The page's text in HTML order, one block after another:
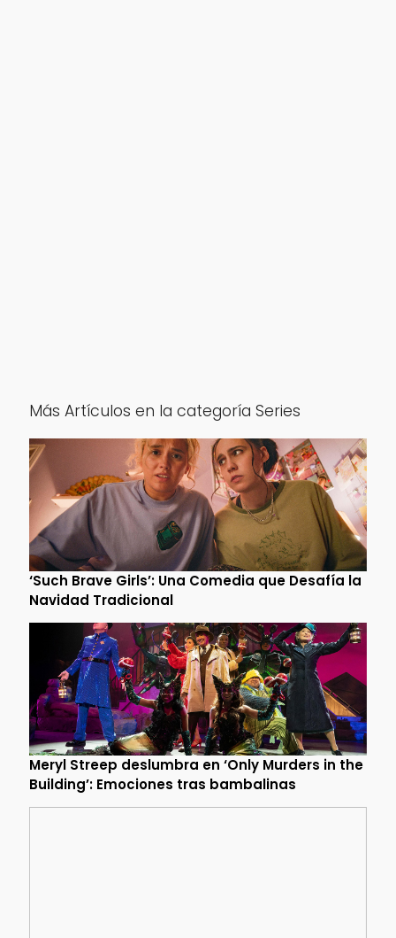
Más Artículos en la categoría Series
‘Such Brave Girls’: Una Comedia que Desafía la
Navidad Tradicional
Meryl Streep deslumbra en ‘Only Murders in the
Building’: Emociones tras bambalinas